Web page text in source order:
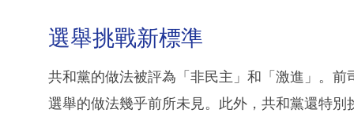
選舉挑戰新標準
共和黨的做法被評為「非民主」和「激進」。
選舉的做法幾乎前所未見。此外，共和黨還特